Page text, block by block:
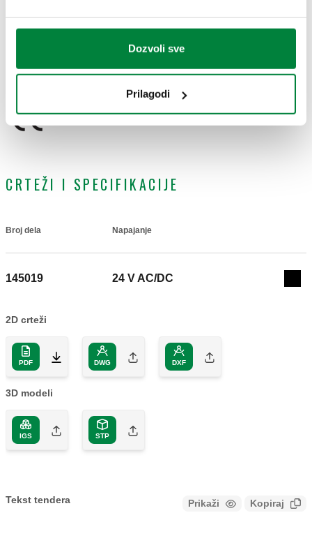
Dozvoli sve
Prilagodi
CERTIFIKATI
CRTEŽI I SPECIFIKACIJE
Broj dela Napajanje
145019 24 V AC/DC
2D crteži
PDF DWG DXF
3D modeli
IGS STP
Tekst tendera Prikaži Kopiraj